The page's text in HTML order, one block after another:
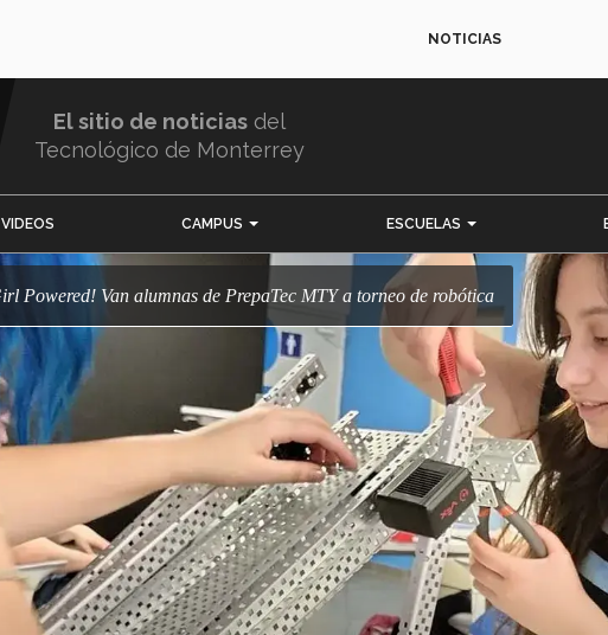
NOTICIAS
El sitio de noticias del
Tecnológico de Monterrey
VIDEOS CAMPUS ESCUELAS
Girl Powered! Van alumnas de PrepaTec MTY a torneo de robótica